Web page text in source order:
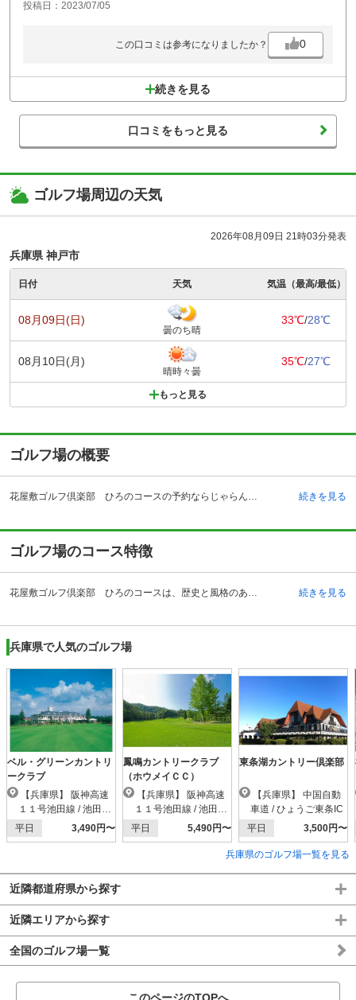
投稿日：2023/07/05
この口コミは参考になりましたか？ 0
続きを見る
口コミをもっと見る
ゴルフ場周辺の天気
2026年08月09日 21時03分発表
兵庫県 神戸市
日付 天気 気温（最高/最低）
08月09日(日)
曇のち晴
33℃/28℃
08月10日(月)
晴時々曇
35℃/27℃
もっと見る
ゴルフ場の概要
花屋敷ゴルフ倶楽部 ひろのコースの予約ならじゃらんゴルフ。カートの有無や利用税、キャンセル料、ナイター設備、駐車場などのコース情報はもちろん、口コミ、フォトギャラリーなどコースの難易度や攻略に役立つ情報充実、予約する度にポイントが貯まるのでお得にゴルフをお楽しみ頂けます。 花屋敷ゴルフ倶楽部 ひろのコースは、舞鶴若狭自動車道の三田西インターチェンジから近いところにあるゴルフ場です。クラブバスも運行しているので、電車を利用して来場することも出来ます。昭和34年に開場し、昭和47年にコースを川西市から吉川町及び三田市に移転しました。長い歴史を持つゴルフ場なので、長年来場し続けているゴルファーもたくさんいます。場内には茶店もあるので、プレーの合間の時間に美味しいドリンクを堪能することも可能です。全組キャディー付きというラウンドスタイルですので、初心者ゴルファーでも戦略的なアドバイスを受けられるという点も好評です。乗用カート使用で、女性やシニアゴルファーからも人気が高いです。 続きを見る
ゴルフ場のコース特徴
花屋敷ゴルフ倶楽部 ひろのコースは、歴史と風格のあるなだらかな地形に18ホールを有するゴルフ場です。OUTコースでは4番、5番、6番、8番ホールにウォーターハザードがあるので、適度な緊張感の中プレーを楽しむことができます。INコースではOUTコースより起伏があり、グリーンの難易度も高いコース設定になっています。そして18番ホールには最長のロングホールが存在しているので、伸び伸びとしたショットが出来るところもゴルファーに好評なポイントです。ショートホールでも池やバンカーが多く点在しているので、飛距離だけでなくテクニックも磨くことが出来るゴルフ場です。ゴルフの醍醐味を堪能するべく、多くの来場者が訪れています。 続きを見る
兵庫県で人気のゴルフ場
ベル・グリーンカントリ
ークラブ
１１号池田線 / 池田木
部IC
平日 3,490円〜
鳳鳴カントリークラブ
（ホウメイＣＣ）
１１号池田線 / 池田木
部IC
平日 5,490円〜
東条湖カントリー倶楽部
車道 / ひょうご東条IC
平日
3,500円〜
兵庫県のゴルフ場一覧を見る
近隣都道府県から探す
近隣エリアから探す
全国のゴルフ場一覧